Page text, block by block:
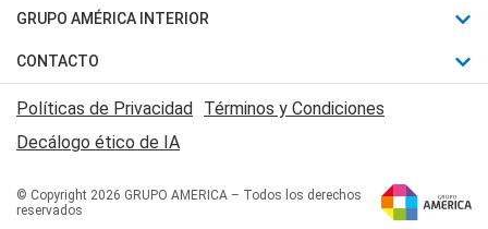
Judiciales
Economia
Motores
Trucos caseros
Series y Películas
Edictos y Solicitadas
Fútbol
Mundial
Automovilismo
Rugby
Básquet
GRUPO AMÉRICA INTERIOR
Canal 7 en Vivo
San Juan 8
CONTACTO
Acerca de Nosotros
Contactanos
Políticas de Privacidad Términos y Condiciones
Decálogo ético de IA
© Copyright 2026 GRUPO AMERICA – Todos los derechos
reservados